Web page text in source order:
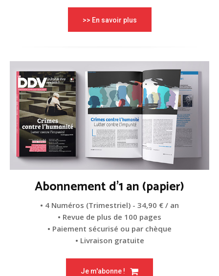
>> En savoir plus
Abonnement d'1 an (papier)
• 4 Numéros (Trimestriel) - 34,90 € / an
• Revue de plus de 100 pages
• Paiement sécurisé ou par chèque
• Livraison gratuite
Je m'abonne !